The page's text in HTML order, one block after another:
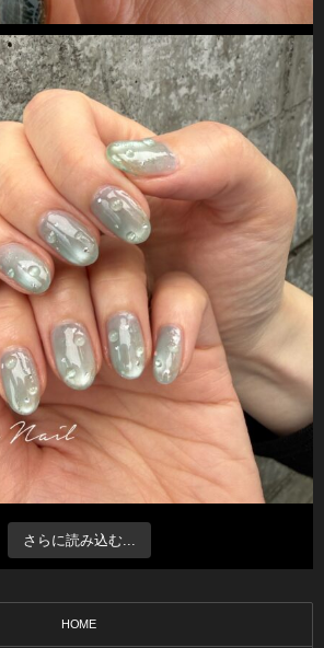
さらに読み込む...
HOME